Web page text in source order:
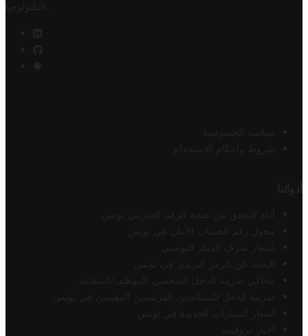
التكنولوجيا
سياسة الخصوصية
شروط وأحكام الاستخدام
أدواتنا
أداة التحقق من صحة الرقم الضريبي تونس
محول رقم الحساب الآيبان في تونس
أسعار صرف الدينار التونسي
البحث عن الرمز البريدي في تونس
محاكي ضريبة الدخل الشخصي للموظف/المتقاعد
ضريبة الدخل للمتقاعدين الفرنسيين المقيمين في تونس
أسعار السيارات الجديدة في تونس
أخبار تروفيت